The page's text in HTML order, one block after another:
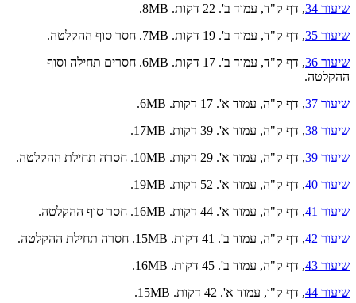
שיעור 34
, דף ק"ד, עמוד ב'. 22 דקות. 8MB.
שיעור 35
, דף ק"ד, עמוד ב'. 19 דקות. 7MB. חסר סוף ההקלטה.
שיעור 36
, דף ק"ד, עמוד ב'. 17 דקות. 6MB. חסרים תחילה וסוף
ההקלטה.
שיעור 37
, דף ק"ה, עמוד א'. 17 דקות. 6MB.
שיעור 38
, דף ק"ה, עמוד א'. 39 דקות. 17MB.
שיעור 39
, דף ק"ה, עמוד א'. 29 דקות. 10MB. חסרה תחילת ההקלטה.
שיעור 40
, דף ק"ה, עמוד א'. 52 דקות. 19MB.
שיעור 41
, דף ק"ה, עמוד א'. 44 דקות. 16MB. חסר סוף ההקלטה.
שיעור 42
, דף ק"ה, עמוד ב'. 41 דקות. 15MB. חסרה תחילת ההקלטה.
שיעור 43
, דף ק"ה, עמוד ב'. 45 דקות. 16MB.
שיעור 44
, דף ק"ו, עמוד א'. 42 דקות. 15MB.